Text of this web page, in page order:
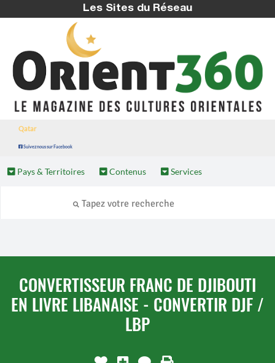
Les Sites du Réseau
Qatar
Suivez nous sur Facebook
Pays & Territoires Contenus Services
CONVERTISSEUR FRANC DE DJIBOUTI
EN LIVRE LIBANAISE - CONVERTIR DJF /
LBP